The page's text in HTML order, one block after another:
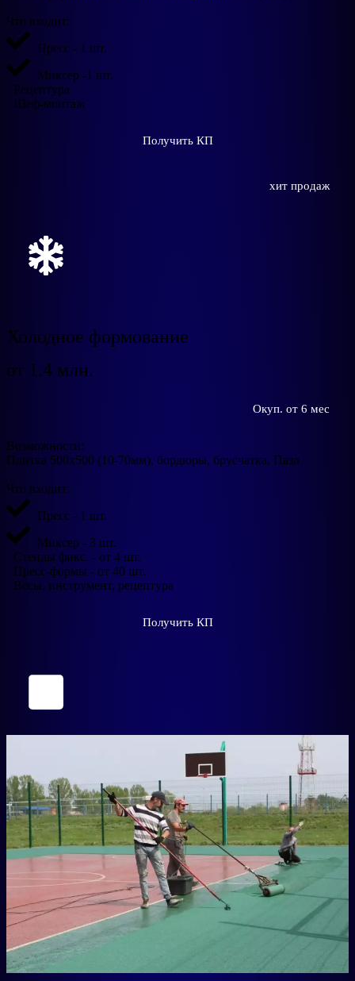
Что входит:
Пресс - 1 шт.
Миксер -1 шт.
Рецептура
Шеф-монтаж
Получить КП
хит продаж
Холодное формование
от 1.4 млн.
Окуп. от 6 мес
Возможности:
Плитка 500х500 (10-70мм), бордюры, брусчатка, Пазл
Что входит:
Пресс - 1 шт.
Миксер - 3 шт.
Стенды фикс. - от 4 шт.
Пресс-формы - от 40 шт.
Весы, инструмент, рецептура
Получить КП